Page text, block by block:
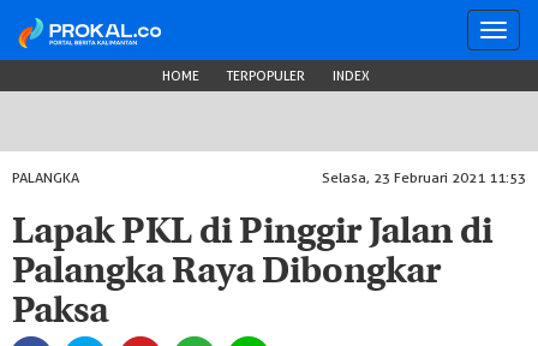
HOME TERPOPULER INDEX
PALANGKA Selasa, 23 Februari 2021 11:53
Lapak PKL di Pinggir Jalan di
Palangka Raya Dibongkar
Paksa